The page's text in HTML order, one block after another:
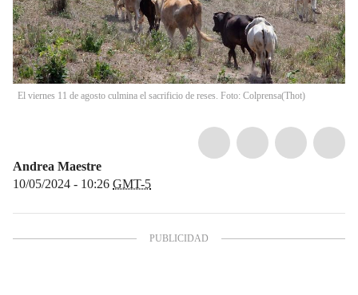
El viernes 11 de agosto culmina el sacrificio de reses. Foto: Colprensa(Thot)
Andrea Maestre
10/05/2024 - 10:26 GMT-5